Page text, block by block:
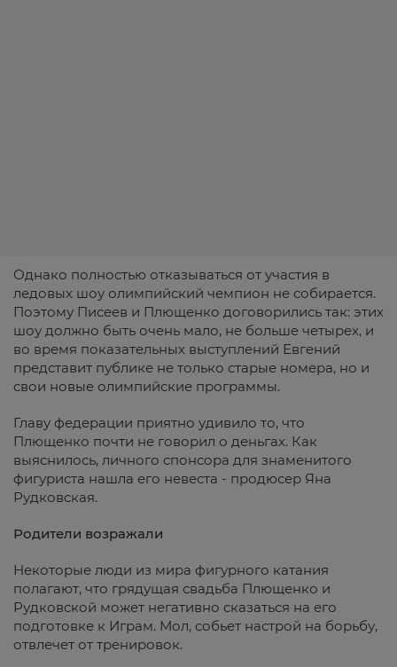
Однако полностью отказываться от участия в
ледовых шоу олимпийский чемпион не собирается.
Поэтому Писеев и Плющенко договорились так: этих
шоу должно быть очень мало, не больше четырех, и
во время показательных выступлений Евгений
представит публике не только старые номера, но и
свои новые олимпийские программы.
Главу федерации приятно удивило то, что
Плющенко почти не говорил о деньгах. Как
выяснилось, личного спонсора для знаменитого
фигуриста нашла его невеста - продюсер Яна
Рудковская.
Родители возражали
Некоторые люди из мира фигурного катания
полагают, что грядущая свадьба Плющенко и
Рудковской может негативно сказаться на его
подготовке к Играм. Мол, собьет настрой на борьбу,
отвлечет от тренировок.